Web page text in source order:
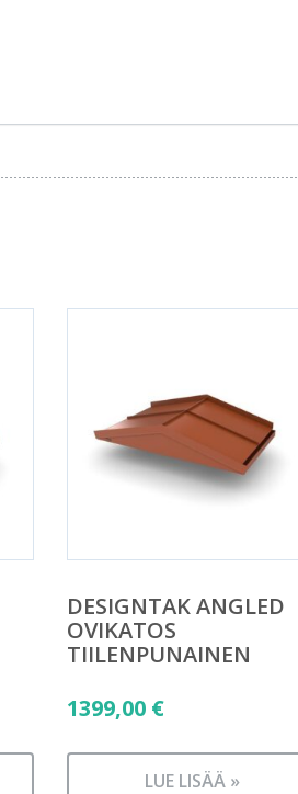
DESIGNTAK ANGLED
OVIKATOS
TIILENPUNAINEN
1399,00 €
LUE LISÄÄ »